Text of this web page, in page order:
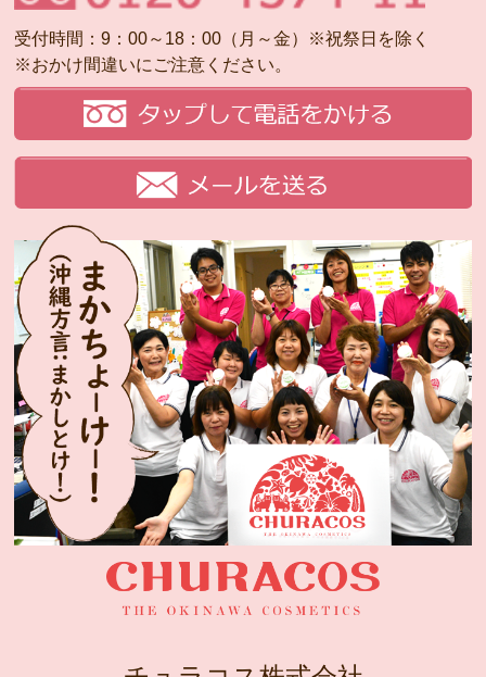
受付時間：9：00～18：00（月～金）※祝祭日を除く
※おかけ間違いにご注意ください。